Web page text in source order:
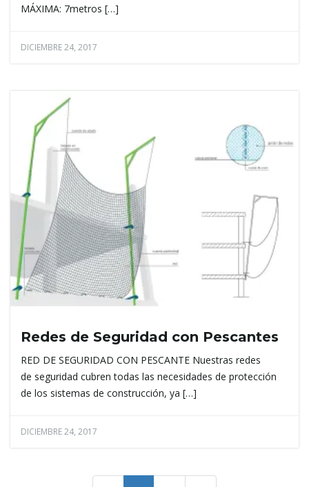
MÁXIMA: 7metros […]
DICIEMBRE 24, 2017
Redes de Seguridad con Pescantes
RED DE SEGURIDAD CON PESCANTE Nuestras redes
de seguridad cubren todas las necesidades de protección
de los sistemas de construcción, ya […]
DICIEMBRE 24, 2017